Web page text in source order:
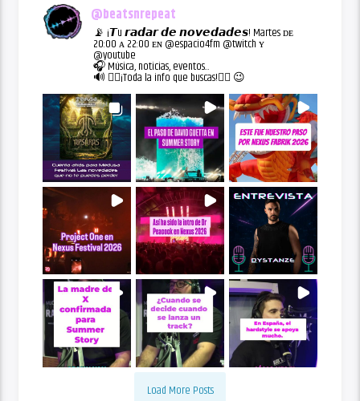
@beatsnrepeat
📡 ¡𝙏u 𝙧𝙖𝙙𝙖𝙧 𝙙𝙚 𝙣𝙤𝙫𝙚𝙙𝙖𝙙𝙚𝙨! Martes ᴅᴇ
20:00 ᴀ 22:00 ᴇɴ @espacio4fm @twitch ʏ
@youtube
🎧 Música, noticias, eventos...
🔊 👇🏻¡Toda la info que buscas!👇🏻 😉
Load More Posts